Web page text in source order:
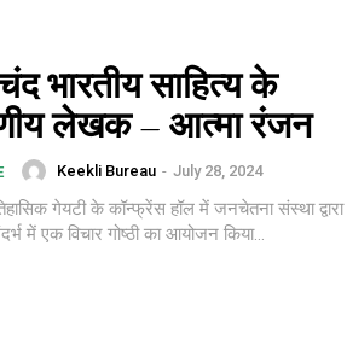
भारतीय साहित्य के
लेखक – आत्मा रंजन
Keekli Bureau - July 28, 2024
गेयटी के कॉन्फ्रेंस हॉल में जनचेतना संस्था
में एक विचार गोष्ठी का आयोजन किया...